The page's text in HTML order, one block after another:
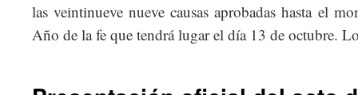
las veintinueve nueve causas aprobadas hasta el
Año de la fe que tendrá lugar el día 13 de octubre.